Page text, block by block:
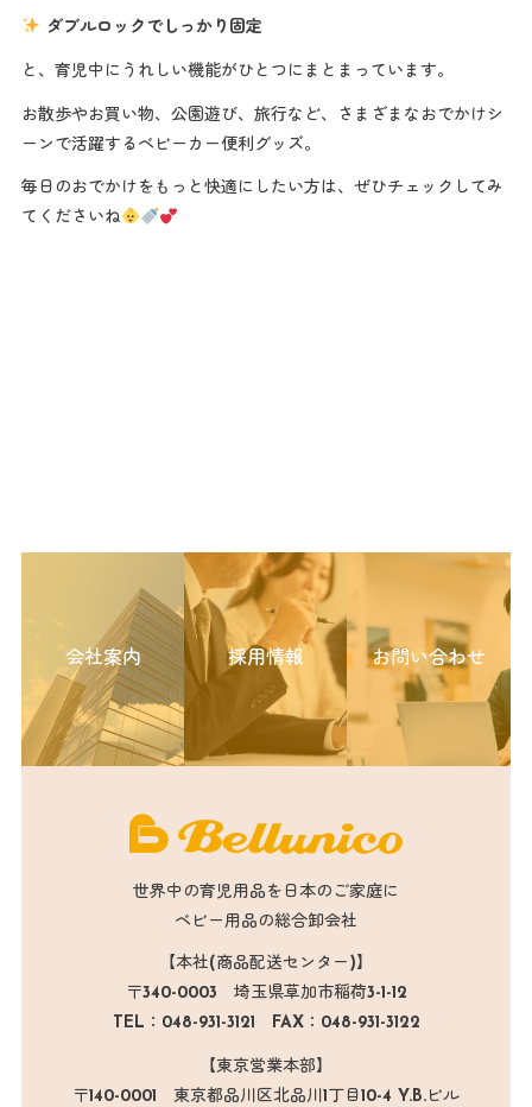
ダブルロックでしっかり固定
と、育児中にうれしい機能がひとつにまとまっています。
お散歩やお買い物、公園遊び、旅行など、さまざまなおでかけシ
ーンで活躍するベビーカー便利グッズ。
毎日のおでかけをもっと快適にしたい方は、ぜひチェックしてみ
てくださいね
会社案内 採用情報 お問い合わせ
世界中の育児用品を日本のご家庭に
ベビー用品の総合卸会社
【本社(商品配送センター)】
〒340-0003 埼玉県草加市稲荷3-1-12
TEL：048-931-3121 FAX：048-931-3122
【東京営業本部】
〒140-0001 東京都品川区北品川1丁目10-4 Y.B.ビル